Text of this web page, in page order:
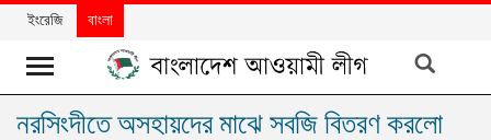
খবর
ইংরেজি বাংলা
নরসিংদীতে অসহায়দের মাঝে সবজি বিতরণ করলো